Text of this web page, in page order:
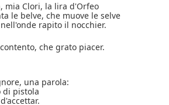
mia Clori, la lira d'Orfeo
le belve, che muove le selve
rapito il nocchier.
che grato piacer.
una parola:
di pistola